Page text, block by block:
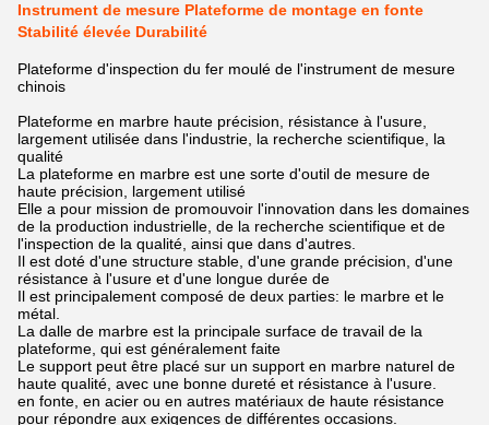
Instrument de mesure Plateforme de montage en fonte
Stabilité élevée Durabilité
Plateforme d'inspection du fer moulé de l'instrument de mesure
chinois
Plateforme en marbre haute précision, résistance à l'usure,
largement utilisée dans l'industrie, la recherche scientifique, la
qualité
La plateforme en marbre est une sorte d'outil de mesure de
haute précision, largement utilisé
Elle a pour mission de promouvoir l'innovation dans les domaines
de la production industrielle, de la recherche scientifique et de
l'inspection de la qualité, ainsi que dans d'autres.
Il est doté d'une structure stable, d'une grande précision, d'une
résistance à l'usure et d'une longue durée de
Il est principalement composé de deux parties: le marbre et le
métal.
La dalle de marbre est la principale surface de travail de la
plateforme, qui est généralement faite
Le support peut être placé sur un support en marbre naturel de
haute qualité, avec une bonne dureté et résistance à l'usure.
en fonte, en acier ou en autres matériaux de haute résistance
pour répondre aux exigences de différentes occasions.